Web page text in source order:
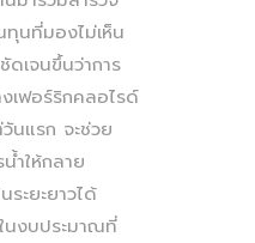
นที่มองไม่เห็น
ดเจนขึ้นว่าการ
เฟอร์ริกคลอไรด์
นแรก จะช่วย
ำให้กลาย
ระยะยาวได้
งบประมาณที่